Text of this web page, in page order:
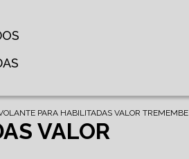
PARA HABILITADAS VALOR TREMEMBE
VALOR